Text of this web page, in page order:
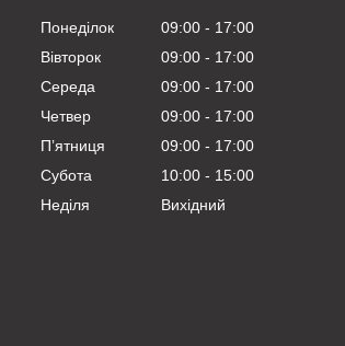
Понеділок 09:00
17:00
Вівторок
09:00
17:00
Середа
09:00
17:00
Четвер
09:00
17:00
Пʼятниця
09:00
17:00
Субота
10:00
15:00
Неділя
Вихідний